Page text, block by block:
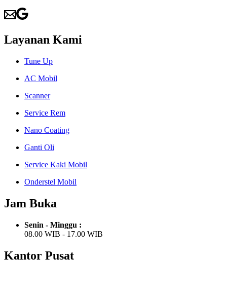
Layanan Kami
Tune Up
AC Mobil
Scanner
Service Rem
Nano Coating
Ganti Oli
Service Kaki Mobil
Onderstel Mobil
Jam Buka
Senin - Minggu :
08.00 WIB - 17.00 WIB
Kantor Pusat